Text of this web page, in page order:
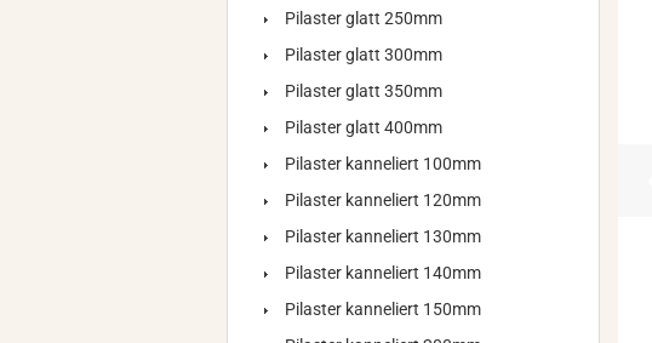
Pilaster glatt 250mm
Pilaster glatt 300mm
Pilaster glatt 350mm
Pilaster glatt 400mm
Pilaster kanneliert 100mm
Pilaster kanneliert 120mm
Pilaster kanneliert 130mm
Pilaster kanneliert 140mm
Pilaster kanneliert 150mm